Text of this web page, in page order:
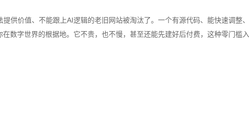
价值、不能跟上AI逻辑的老旧网站被淘汰了。一个有源代码、能快速调整、
数字世界的根据地。它不贵，也不慢，甚至还能先建好后付费，这种零门槛入